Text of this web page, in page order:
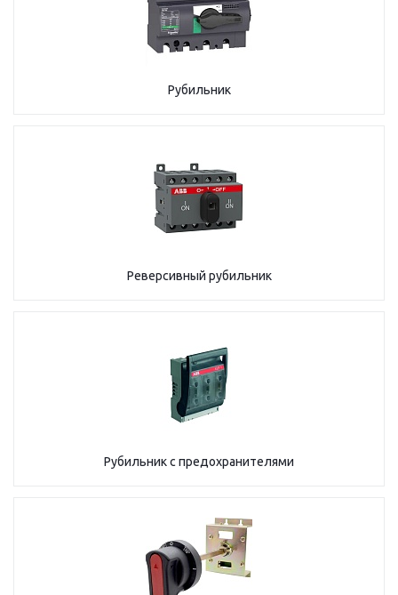
Рубильник
Реверсивный рубильник
Рубильник с предохранителями